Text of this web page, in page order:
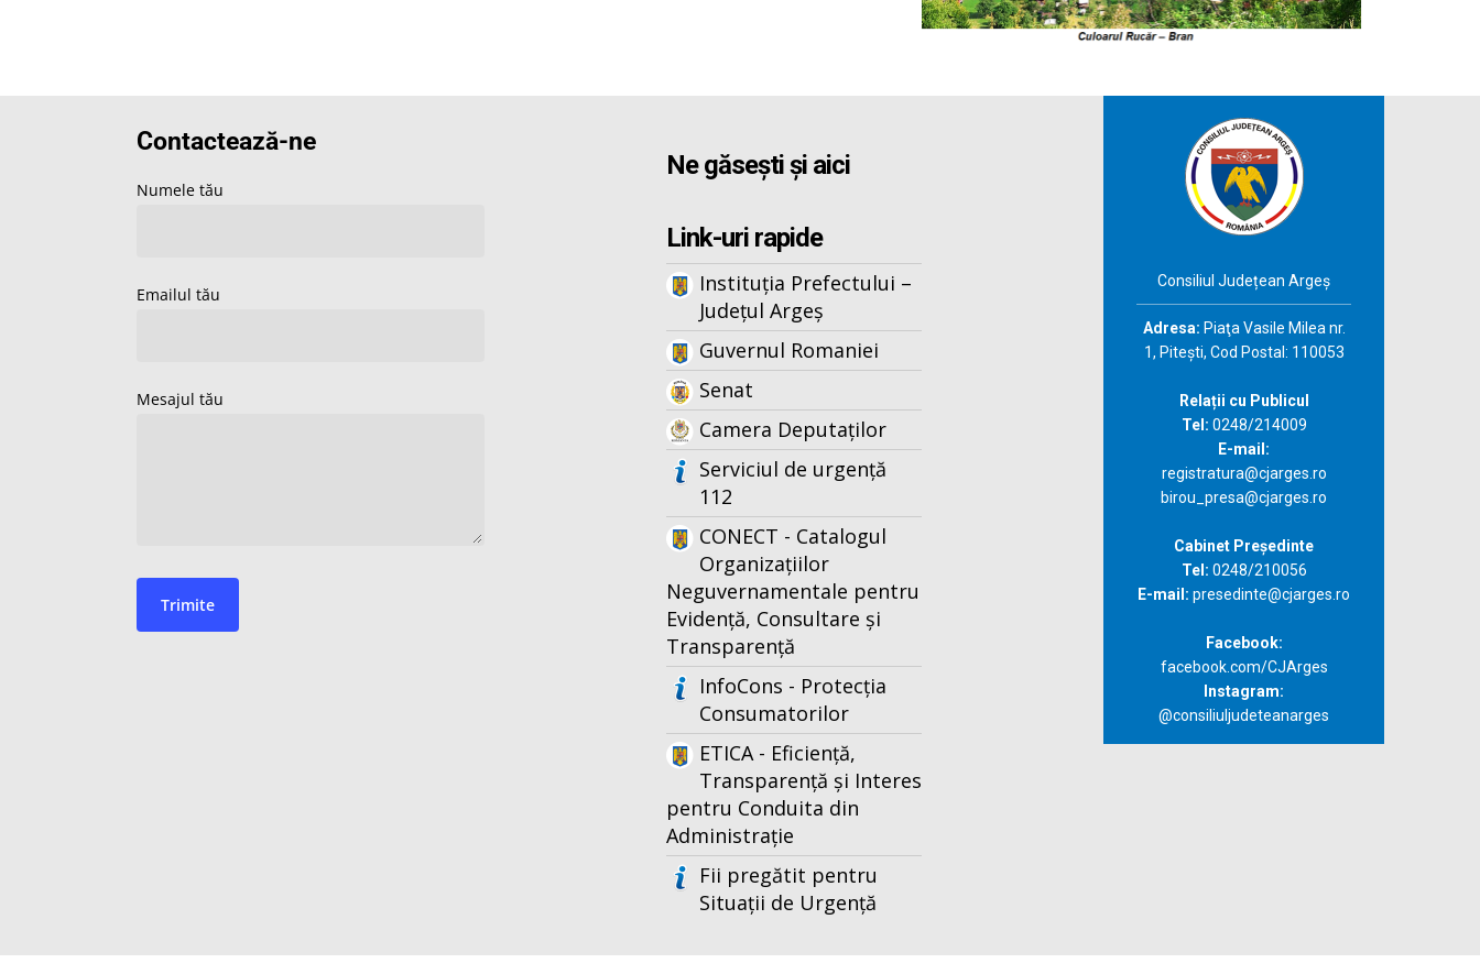
Ne găsești și aici
Link-uri rapide
Instituția Prefectului –
Județul Argeș
Guvernul Romaniei
Senat
Camera Deputaților
Serviciul de urgență
112
CONECT - Catalogul
Organizațiilor
Neguvernamentale pentru
Evidență, Consultare și
Transparență
InfoCons - Protecția
Consumatorilor
ETICA - Eficiență,
Transparență și Interes
pentru Conduita din
Administrație
Fii pregătit pentru
Situații de Urgență
Consiliul Județean Argeș
Adresa: Piaţa Vasile Milea nr.
1, Piteşti, Cod Postal: 110053
Relații cu Publicul
Tel: 0248/214009
E-mail:
registratura@cjarges.ro
birou_presa@cjarges.ro
Cabinet Președinte
Tel: 0248/210056
E-mail: presedinte@cjarges.ro
Facebook:
facebook.com/CJArges
Instagram:
@consiliuljudeteanarges